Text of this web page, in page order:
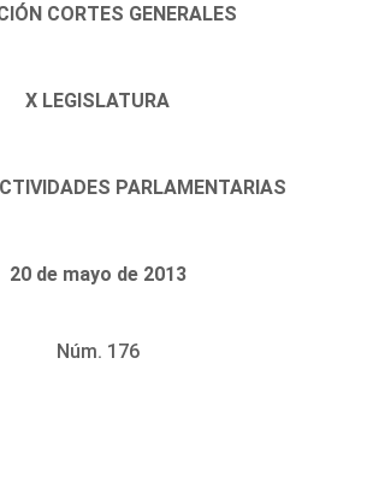
CORTES GENERALES
X LEGISLATURA
PARLAMENTARIAS
20 de mayo de 2013
Núm. 176